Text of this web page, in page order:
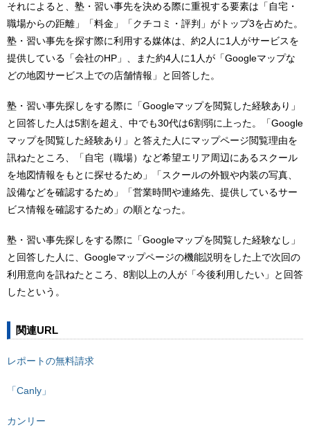
それによると、塾・習い事先を決める際に重視する要素は「自宅・
職場からの距離」「料金」「クチコミ・評判」がトップ3を占めた。
塾・習い事先を探す際に利用する媒体は、約2人に1人がサービスを
提供している「会社のHP」、また約4人に1人が「Googleマップな
どの地図サービス上での店舗情報」と回答した。
塾・習い事先探しをする際に「Googleマップを閲覧した経験あり」
と回答した人は5割を超え、中でも30代は6割弱に上った。「Google
マップを閲覧した経験あり」と答えた人にマップページ閲覧理由を
訊ねたところ、「自宅（職場）など希望エリア周辺にあるスクール
を地図情報をもとに探せるため」「スクールの外観や内装の写真、
設備などを確認するため」「営業時間や連絡先、提供しているサー
ビス情報を確認するため」の順となった。
塾・習い事先探しをする際に「Googleマップを閲覧した経験なし」
と回答した人に、Googleマップページの機能説明をした上で次回の
利用意向を訊ねたところ、8割以上の人が「今後利用したい」と回答
したという。
関連URL
レポートの無料請求
「Canly」
カンリー